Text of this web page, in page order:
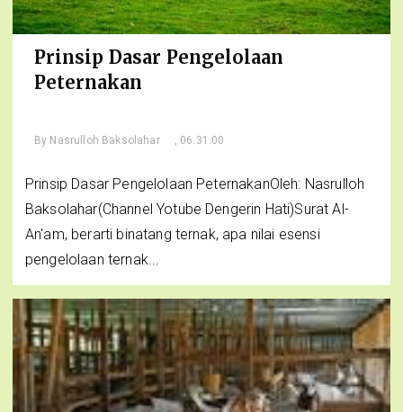
Prinsip Dasar Pengelolaan
Peternakan
By Nasrulloh Baksolahar , 06.31.00
Prinsip Dasar Pengelolaan PeternakanOleh: Nasrulloh
Baksolahar(Channel Yotube Dengerin Hati)Surat Al-
An'am, berarti binatang ternak, apa nilai esensi
pengelolaan ternak...